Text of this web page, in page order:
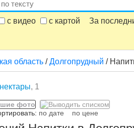
с видео с картой За
область /Долгопрудный /
, 1
по дате по цене